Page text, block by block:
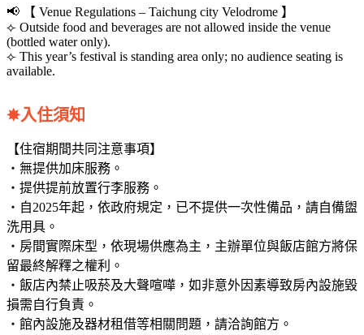
📢 【 Venue Regulations – Taichung city Velodrome 】
⟣ Outside food and beverages are not allowed inside the venue
(bottled water only).
⟣ This year’s festival is standing area only; no audience seating is
available.
✸入住須知
【住宿期間共同注意事項】
・無提供加床服務。
・提供提前放置行李服務。
・自2025年起，依政府規定，已不提供一次性備品，請自備盥
洗用具。
・房間實際床型，依現場供應為主，主辦單位與飯店館方將保
留最終解釋之權利。
・飯店內禁止吸菸及大聲喧嘩，如非意外因素導致房內設施毀
損需自行負責。
・館內設施及器材租借等相關問題，請洽詢館方。